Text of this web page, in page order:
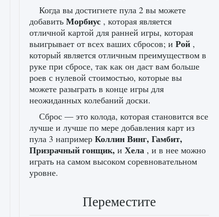
Когда вы достигнете пула 2 вы можете
добавить Морбиус , которая является
отличной картой для ранней игры, которая
выигрывает от всех ваших сбросов; и Рой ,
который является отличным преимуществом в
руке при сбросе, так как он даст вам больше
роев с нулевой стоимостью, которые вы
можете разыграть в конце игры для
неожиданных колебаний доски.
Сброс — это колода, которая становится все
лучше и лучше по мере добавления карт из
пула 3 например Коллин Винг, Гамбит,
Призрачный гонщик, и Хела , и в нее можно
играть на самом высоком соревновательном
уровне.
Переместите